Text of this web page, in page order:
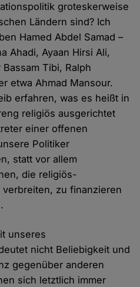
groteskerweise
Ländern sind? Ich
Hamed Abdel Samad –
Ahadi, Ayaan Hirsi Ali,
Tibi, Ralph
etwa Ahmad Mansour.
erfahren, was es heißt in
religiös ausgerichtet
einer offenen
Politiker
statt vor allem
die religiös-
zu finanzieren
unseres
nicht Beliebigkeit und
gegenüber anderen
sich letztlich immer